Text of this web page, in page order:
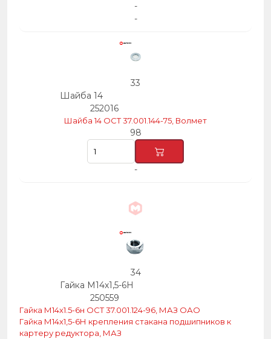
-
-
33
Шайба 14
252016
Шайба 14 ОСТ 37.001.144-75, Волмет
98
-
34
Гайка М14х1,5-6Н
250559
Гайка М14х1.5-6н ОСТ 37.001.124-96, МАЗ ОАО
Гайка М14х1,5-6Н крепления стакана подшипников к
картеру редуктора, МАЗ